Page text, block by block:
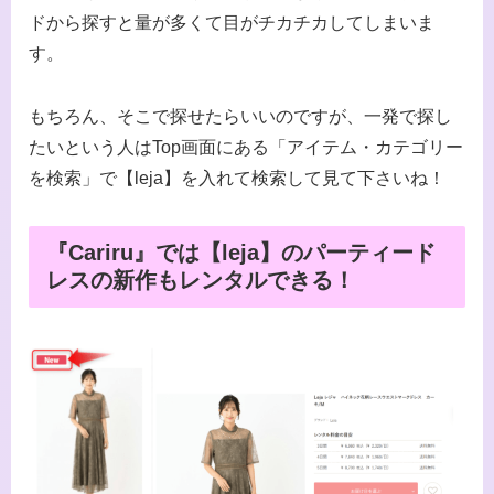
ドから探すと量が多くて目がチカチカしてしまいま
す。
もちろん、そこで探せたらいいのですが、一発で探し
たいという人はTop画面にある「アイテム・カテゴリー
を検索」で【leja】を入れて検索して見て下さいね！
『Cariru』では【leja】のパーティード
レスの新作もレンタルできる！